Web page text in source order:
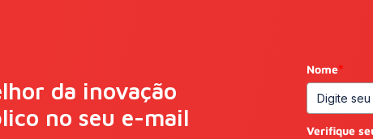
da inovação
no seu e-mail
Nome*
Verifique